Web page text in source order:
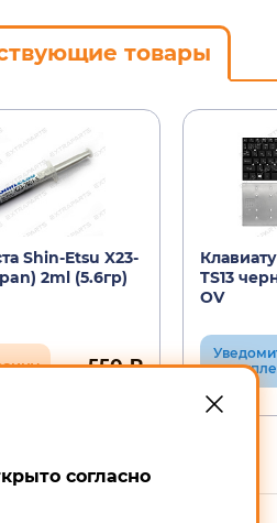
товары
Shin-Etsu X23-
2ml (5.6гр)
550 ₽
TS13
OV
согласно